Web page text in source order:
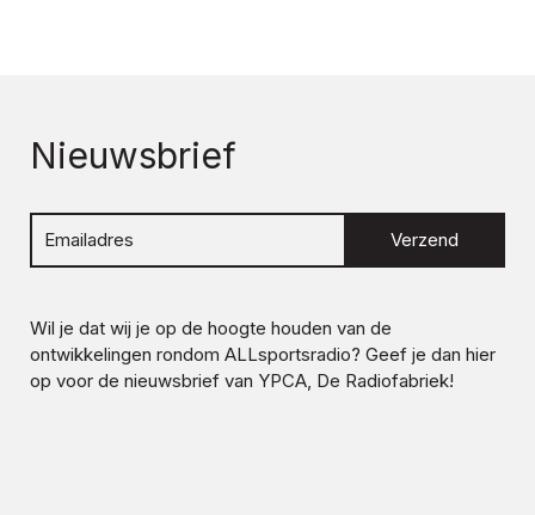
Nieuwsbrief
Verzend
Wil je dat wij je op de hoogte houden van de
ontwikkelingen rondom ALLsportsradio? Geef je dan hier
op voor de nieuwsbrief van YPCA, De Radiofabriek!